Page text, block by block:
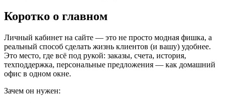
Коротко о главном
Личный кабинет на сайте — это не просто модная фишка, а
реальный способ сделать жизнь клиентов (и вашу) удобнее.
Это место, где всё под рукой: заказы, счета, история,
техподдержка, персональные предложения — как домашний
офис в одном окне.
Зачем он нужен: